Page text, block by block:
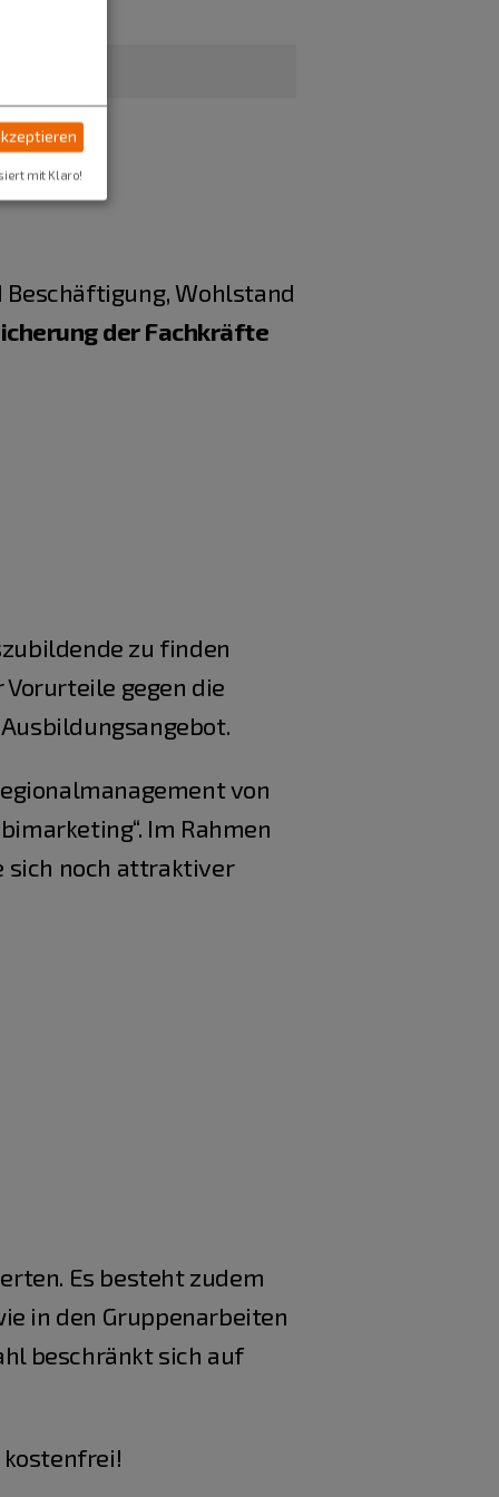
Wohlstand
der Fachkräfte
zu finden
Vorurteile gegen die
von
Im Rahmen
sich noch attraktiver
Es besteht zudem
in den Gruppenarbeiten
beschränkt sich auf
mit Klaro!